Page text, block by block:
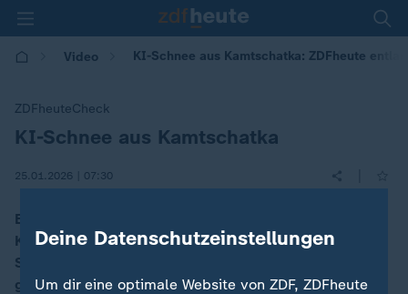
Video KI-Schnee aus Kamtschatka: ZDFheute
ZDFheuteCheck
:KI-Schnee aus Kamtschatka
25.01.2026 | 07:30
Es hat viel geschneit auf der russischen Halbinsel
Kamtschatka, Bilder im Netz zeigen die dramatische
Situation – viele davon sind aber auch mit KI
generiert.
Deine Datenschutzeinstellungen
Um dir eine optimale Website von ZDF, ZDFheute